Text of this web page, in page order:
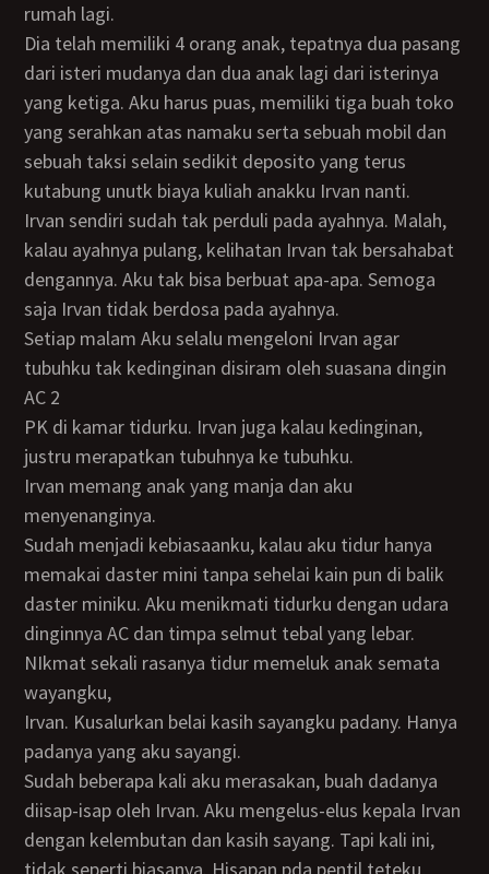
rumah lagi.
Dia telah memiliki 4 orang anak, tepatnya dua pasang
dari isteri mudanya dan dua anak lagi dari isterinya
yang ketiga. Aku harus puas, memiliki tiga buah toko
yang serahkan atas namaku serta sebuah mobil dan
sebuah taksi selain sedikit deposito yang terus
kutabung unutk biaya kuliah anakku Irvan nanti.
Irvan sendiri sudah tak perduli pada ayahnya. Malah,
kalau ayahnya pulang, kelihatan Irvan tak bersahabat
dengannya. Aku tak bisa berbuat apa-apa. Semoga
saja Irvan tidak berdosa pada ayahnya.
Setiap malam Aku selalu mengeloni Irvan agar
tubuhku tak kedinginan disiram oleh suasana dingin
AC 2
PK di kamar tidurku. Irvan juga kalau kedinginan,
justru merapatkan tubuhnya ke tubuhku.
Irvan memang anak yang manja dan aku
menyenanginya.
Sudah menjadi kebiasaanku, kalau aku tidur hanya
memakai daster mini tanpa sehelai kain pun di balik
daster miniku. Aku menikmati tidurku dengan udara
dinginnya AC dan timpa selmut tebal yang lebar.
NIkmat sekali rasanya tidur memeluk anak semata
wayangku,
Irvan. Kusalurkan belai kasih sayangku padany. Hanya
padanya yang aku sayangi.
Sudah beberapa kali aku merasakan, buah dadanya
diisap-isap oleh Irvan. Aku mengelus-elus kepala Irvan
dengan kelembutan dan kasih sayang. Tapi kali ini,